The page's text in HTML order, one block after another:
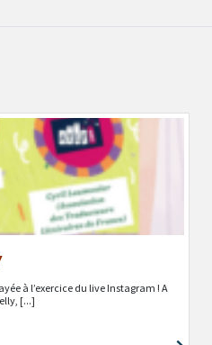
à l’exercice du live Instagram ! A
[...]